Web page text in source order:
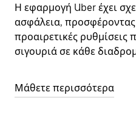
Η εφαρμογή Uber έχει
ασφάλεια, προσφέροντας
προαιρετικές ρυθμίσεις
σιγουριά σε κάθε
Μάθετε περισσότερα